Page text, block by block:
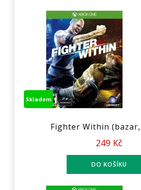
Skladem
Fighter Within (bazar,
249 Kč